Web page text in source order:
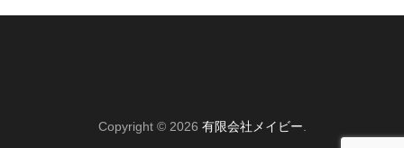
Copyright © 2026 有限会社メイビー